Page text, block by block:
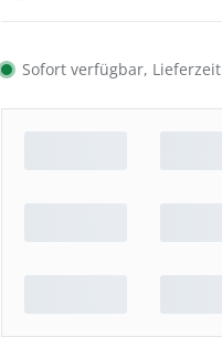
Sofort verfügbar,